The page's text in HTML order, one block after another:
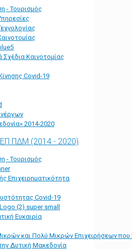
- Τουρισμός
Σχέδια Καινοτομίας
Covid-19
2014-2020
ΠΔΜ (2014 - 2020)
- Τουρισμός
Επιχειρηματικότητα
Covid-19
Ευκαιρία
και Πολύ Μικρών Επιχειρήσεων
Δυτική Μακεδονία